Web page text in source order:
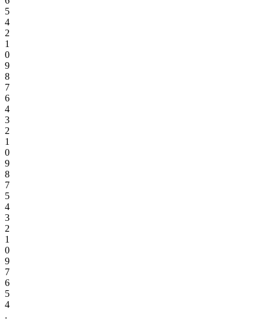
5
4
2
1
0
9
8
7
6
4
3
2
1
0
9
8
7
5
4
3
2
1
0
9
7
6
5
4
.